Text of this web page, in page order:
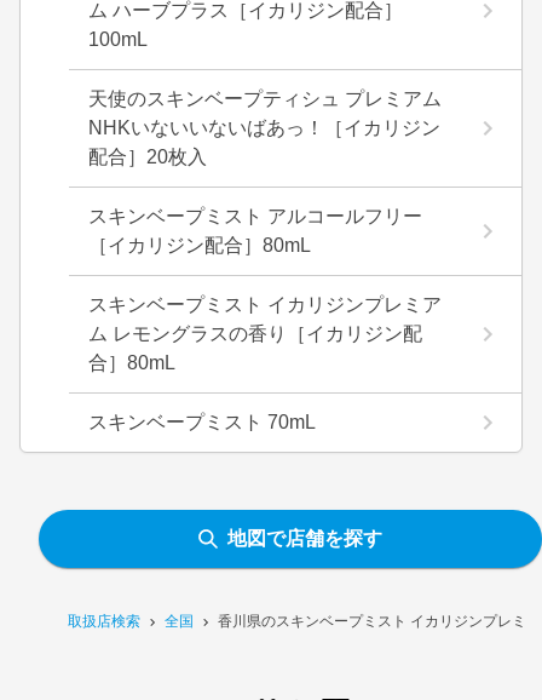
取扱店検索 全国 香川県のスキンベープミスト イカリジンプレミ
ム ハーブプラス［イカリジン配合］
100mL
天使のスキンベープティシュ プレミアム
NHKいないいないばあっ！［イカリジン
配合］20枚入
スキンベープミスト アルコールフリー
［イカリジン配合］80mL
スキンベープミスト イカリジンプレミア
ム レモングラスの香り［イカリジン配
合］80mL
スキンベープミスト 70mL
地図で店舗を探す